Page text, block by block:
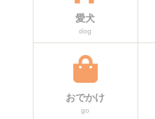
愛犬
dog
おでかけ
go